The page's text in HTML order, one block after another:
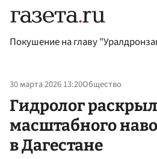
Покушение на главу
30 марта 2026 13:20Общество
Гидролог
масштабного
в Дагестане